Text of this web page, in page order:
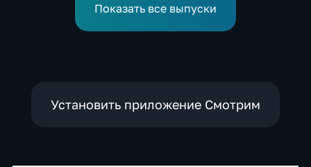
Показать все выпуски
Установить приложение Смотрим